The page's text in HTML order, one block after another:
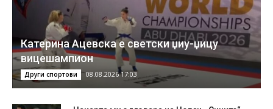
Катерина Ацевска е светски џиу-џицу
вицешампион
Други спортови 08.08.2026 17:03